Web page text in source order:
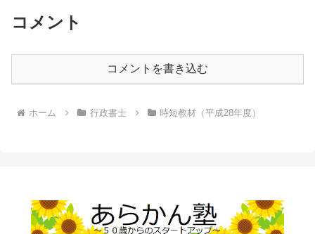
コメント
コメントを書き込む
ホーム 行政書士 時短教材（平成28年度）